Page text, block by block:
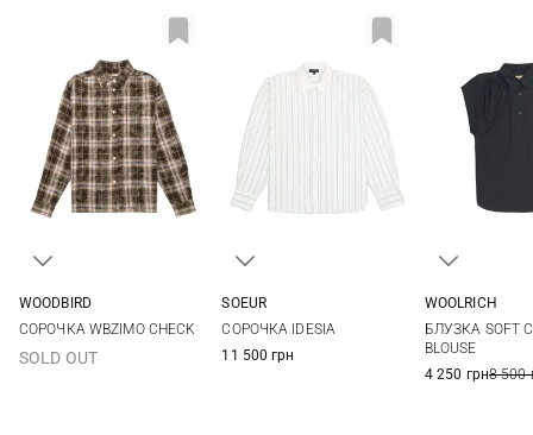
WOODBIRD
СОРОЧКА WBZIMO CHECK
SOLD OUT
SOEUR
СОРОЧКА IDESIA
11 500 грн
WOOLRICH
БЛУЗКА SOFT
BLOUSE
4 250 грн8 500